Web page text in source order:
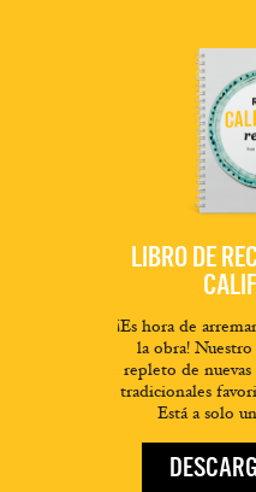
LIBRO DE
¡Es hora de
la obra!
repleto de
tradicionales
Está a solo